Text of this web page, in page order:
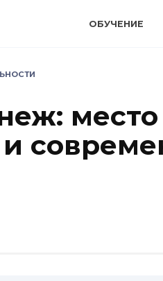
ОБУЧЕНИЕ
место
и